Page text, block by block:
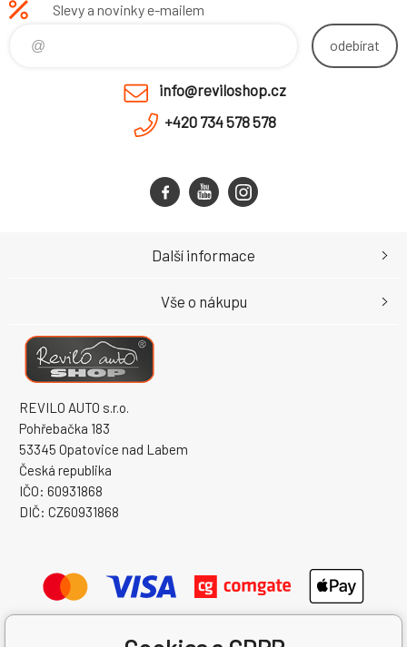
Slevy a novinky e-mailem
odebírat
info@reviloshop.cz
+420 734 578 578
REVILO AUTO s.r.o.
Pohřebačka 183
53345 Opatovice nad Labem
Česká republika
IČO: 60931868
DIČ: CZ60931868
Další informace
Vše o nákupu